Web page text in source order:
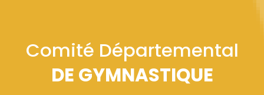
Comité Départemental
DE GYMNASTIQUE